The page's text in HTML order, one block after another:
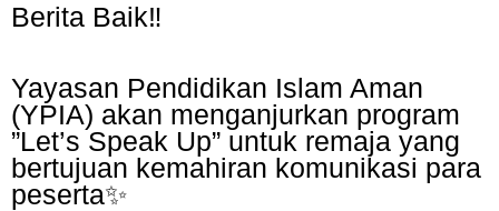
Berita Baik‼️
Yayasan Pendidikan Islam Aman
(YPIA) akan menganjurkan program
”Let’s Speak Up” untuk remaja yang
bertujuan kemahiran komunikasi para
peserta✨